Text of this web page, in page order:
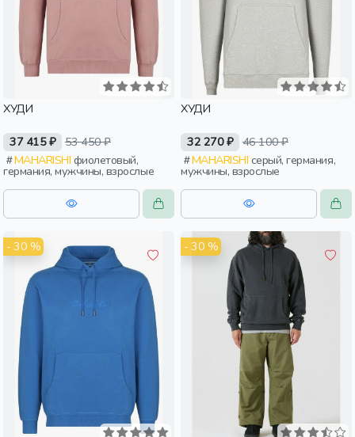
ХУДИ
37 415 ₽ 53 450 ₽
MAHARISHI
германия, мужчины, взрослые
ХУДИ
32 270 ₽ 46 100 ₽
MAHARISHI
мужчины, взрослые
- 30 % - 30 %